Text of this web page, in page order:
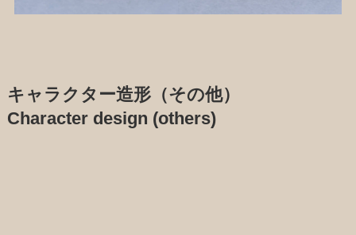
キャラクター造形（その他）
Character design (others)